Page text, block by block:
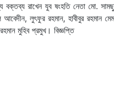
বক্তব্য রাখেন যুব ষংহতি নেতা মো.
লুৎফুর রহমান, হাবীবুর রহমান
মুহিব প্রমুখ। বিজ্ঞপ্তি